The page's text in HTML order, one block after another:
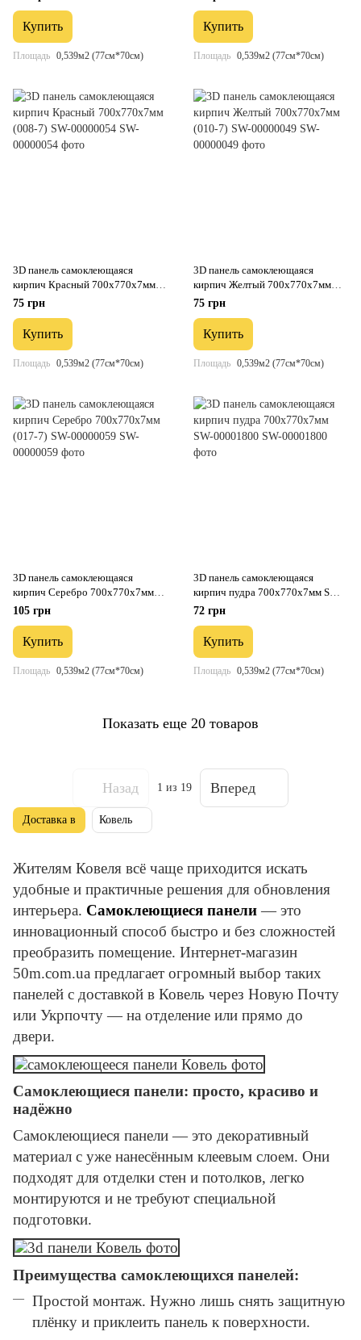
Купить
Площадь 0,539м2 (77см*70см)
Купить
Площадь 0,539м2 (77см*70см)
3D панель самоклеющаяся
кирпич Красный 700x770x7мм
(008-7) SW-00000054
75 грн
Купить
Площадь 0,539м2 (77см*70см)
3D панель самоклеющаяся
кирпич Желтый 700x770x7мм
(010-7) SW-00000049
75 грн
Купить
Площадь 0,539м2 (77см*70см)
3D панель самоклеющаяся
кирпич Серебро 700x770x7мм
(017-7) SW-00000059
105 грн
Купить
Площадь 0,539м2 (77см*70см)
3D панель самоклеющаяся
кирпич пудра 700х770х7мм SW-
00001800
72 грн
Купить
Площадь 0,539м2 (77см*70см)
Показать еще 20 товаров
Назад 1 из 19 Вперед
Жителям Ковеля всё чаще приходится искать
удобные и практичные решения для обновления
интерьера. Самоклеющиеся панели— это
инновационный способ быстро и без сложностей
преобразить помещение. Интернет-магазин
50m.com.ua предлагает огромный выбор таких
панелей с доставкой в Ковель через Новую Почту
или Укрпочту — на отделение или прямо до
двери.
Самоклеющиеся панели: просто, красиво и
надёжно
Самоклеющиеся панели — это декоративный
материал с уже нанесённым клеевым слоем. Они
подходят для отделки стен и потолков, легко
монтируются и не требуют специальной
подготовки.
Преимущества самоклеющихся панелей:
Простой монтаж. Нужно лишь снять защитную
плёнку и приклеить панель к поверхности.
Доставка в Ковель